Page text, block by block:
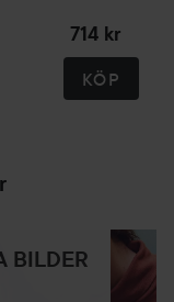
714 kr
KÖP
BILDER